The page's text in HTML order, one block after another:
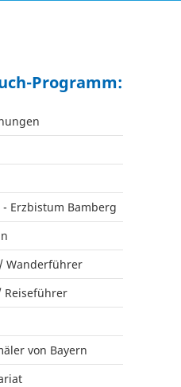
Programm:
- Erzbistum Bamberg
Wanderführer
Reiseführer
von Bayern